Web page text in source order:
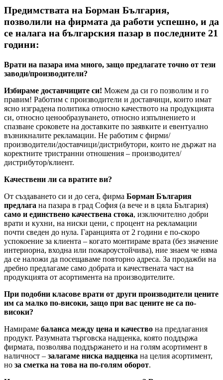
Предимствата на Борман България,
позволили на фирмата да работи успешно, и да
се налага на българския пазар в последните 21
години:
Врати на пазара има много, защо предлагате точно от тези
заводи/производители?
Избираме доставчиците си! Можем да си го позволим и го
правим! Работим с производители и доставчици, които имат
ясно изградена политика относно качеството на продукцията
си, относно ценообразуването, относно изпълнението и
спазване сроковете на доставките по заявките и евентуално
възникналите рекламации. Не работим с фирми/
производители/доставчици/дистрибутори, които не държат на
коректните тристранни отношения – производител/
дистрибутор/клиент.
Качествени ли са вратите ви?
От създаването си и до сега, фирма Борман България
предлага на пазара в град София (а вече и в цяла България)
само и единствено качествена стока, изключително добри
врати и кухни, на ниски цени, с процент на рекламации
почти сведен до нула. Гаранцията от 2 години е по-скоро
успокоение за клиента – когато монтираме врата (без значение
интериорна, входна или пожароустойчива), ние знаем че няма
да се наложи да посещаваме повторно адреса. За продажби на
дребно предлагаме само добрата и качествената част на
продукцията от асортимента на производителите.
При подобни класове врати от други производители цените
им са малко по-високи, защо при вас цените не са по-
високи?
Намираме баланса между цена и качество на предлагания
продукт. Разумната търговска надценка, която поддържа
фирмата, позволява поддържането и на голям асортимент в
наличност – залагаме ниска надценка на целия асортимент,
но за сметка на това на по-голям оборот.